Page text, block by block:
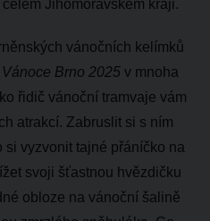
Jihomoravském kraji.
vánočních kelímků
Vánoce Brno 2025 v mnoha
řidič vánoční tramvaje vám
atrakcí. Zabruslit si s ním
si vyzvonit tajné přáníčko na
svoji šťastnou hvězdičku
obloze na vánoční šalině